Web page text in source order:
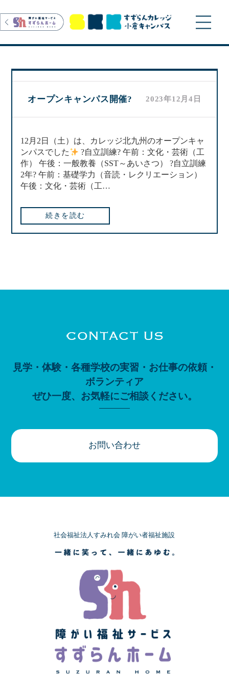
オープンキャンパス開催? 2023年12月4日
12月2日（土）は、カレッジ北九州のオープンキャ
ンパスでした
?自立訓練? 午前：文化・芸術（工
作） 午後：一般教養（SST～あいさつ） ?自立訓練
2年? 午前：基礎学力（音読・レクリエーション）
午後：文化・芸術（工…
続きを読む
見学・体験・各種学校の実習・お仕事の依頼・
ボランティア
ぜひ一度、お気軽にご相談ください。
お問い合わせ
社会福祉法人すみれ会 障がい者福祉施設